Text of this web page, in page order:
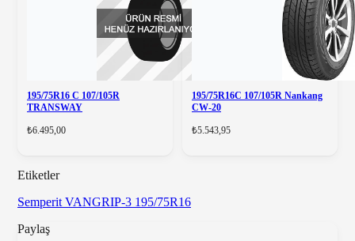
195/75R16 C 107/105R
TRANSWAY
₺6.495,00
195/75R16C 107/105R Nankang
CW-20
₺5.543,95
Etiketler
Semperit VANGRIP-3 195/75R16
Paylaş